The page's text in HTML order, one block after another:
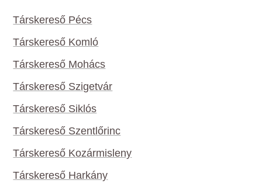
Társkereső Pécs
Társkereső Komló
Társkereső Mohács
Társkereső Szigetvár
Társkereső Siklós
Társkereső Szentlőrinc
Társkereső Kozármisleny
Társkereső Harkány